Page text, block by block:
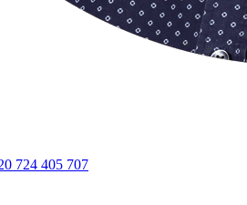
724 405 707